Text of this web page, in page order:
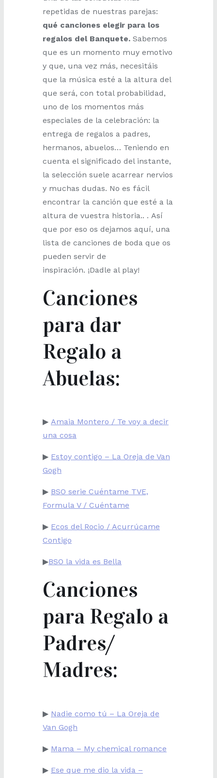
repetidas de nuestras parejas:
qué canciones elegir para los
regalos del Banquete. Sabemos
que es un momento muy emotivo
y que, una vez más, necesitáis
que la música esté a la altura del
que será, con total probabilidad,
uno de los momentos más
especiales de la celebración: la
entrega de regalos a padres,
hermanos, abuelos… Teniendo en
cuenta el significado del instante,
la selección suele acarrear nervios
y muchas dudas. No es fácil
encontrar la canción que esté a la
altura de vuestra historia.. . Así
que por eso os dejamos aquí, una
lista de canciones de boda que os
pueden servir de
inspiración. ¡Dadle al play!
Canciones
para dar
Regalo a
Abuelas:
▶ Amaia Montero / Te voy a decir
una cosa
▶ Estoy contigo – La Oreja de Van
Gogh
▶ BSO serie Cuéntame TVE,
Formula V / Cuéntame
▶ Ecos del Rocio / Acurrúcame
Contigo
▶BSO la vida es Bella
Canciones
para Regalo a
Padres/
Madres:
▶ Nadie como tú – La Oreja de
Van Gogh
▶ Mama – My chemical romance
▶ Ese que me dio la vida –